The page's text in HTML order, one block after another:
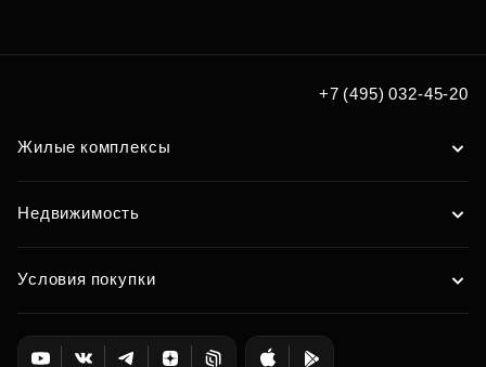
+7 (495) 032-45-20
Жилые комплексы
Недвижимость
Условия покупки